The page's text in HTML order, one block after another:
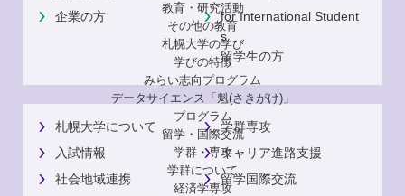
教育・研究活動
その他の教育
札幌大学の学び
学びの特徴
みらい志向プログラム
データサイエンス「魁(さきがけ)」
プログラム
留学・国際交流
学群・専攻
学群について
経済学専攻
企業の方
for International Student
s
留学生の方
札幌大学について
学群専攻
入試情報
キャリア進路支援
社会地域連携
留学国際交流